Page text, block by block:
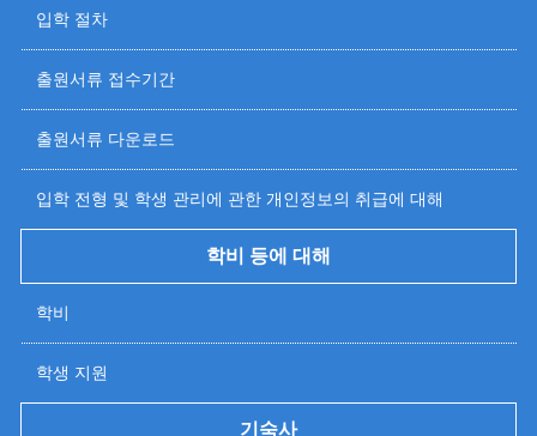
입학 절차
출원서류 접수기간
출원서류 다운로드
입학 전형 및 학생 관리에 관한 개인정보의 취급에 대해
학비 등에 대해
학비
학생 지원
기숙사